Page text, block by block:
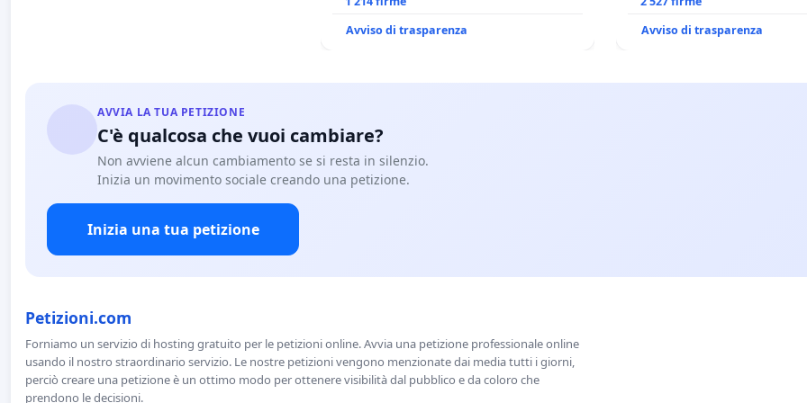
Avviso di trasparenza
Avviso di trasparenza
AVVIA LA TUA PETIZIONE
C'è qualcosa che vuoi cambiare?
Non avviene alcun cambiamento se si resta in silenzio.
Inizia un movimento sociale creando una petizione.
Inizia una tua petizione
Petizioni.com
Forniamo un servizio di hosting gratuito per le petizioni online. Avvia una petizione professionale online
usando il nostro straordinario servizio. Le nostre petizioni vengono menzionate dai media tutti i giorni,
perciò creare una petizione è un ottimo modo per ottenere visibilità dal pubblico e da coloro che
prendono le decisioni.